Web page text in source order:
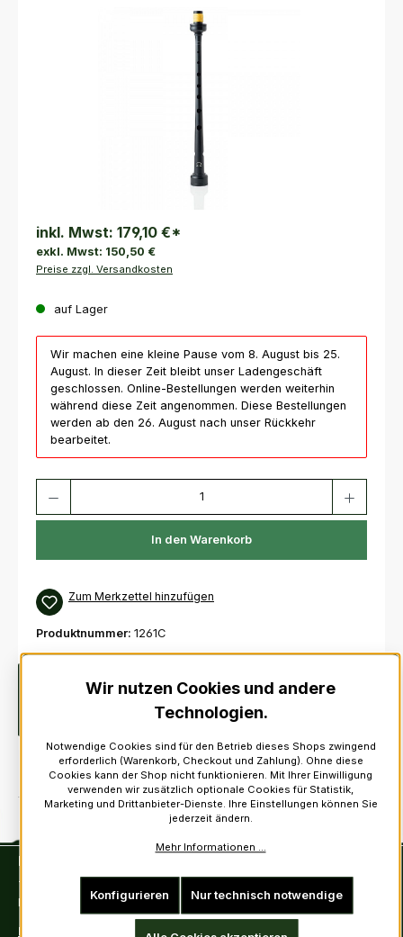
inkl. Mwst: 179,10 €*
exkl. Mwst: 150,50 €
Preise zzgl. Versandkosten
auf Lager
Wir machen eine kleine Pause vom 8. August bis 25.
August. In dieser Zeit bleibt unser Ladengeschäft
geschlossen. Online-Bestellungen werden weiterhin
während diese Zeit angenommen. Diese Bestellungen
werden ab den 26. August nach unser Rückkehr
bearbeitet.
In den Warenkorb
Zum Merkzettel hinzufügen
Produktnummer: 1261C
Beschreibung
R.G. Hardie Omega Plastic Pipe
Medalist and 10-time World Champion wit…
Tel: +49 (0)6222-388030
Fax: +49 (0)6222-388031
E-Mail: info@kiltsandmore.com
Wir nutzen Cookies und andere
Technologien.
Notwendige Cookies sind für den Betrieb dieses Shops zwingend
erforderlich (Warenkorb, Checkout und Zahlung). Ohne diese
Cookies kann der Shop nicht funktionieren. Mit Ihrer Einwilligung
verwenden wir zusätzlich optionale Cookies für Statistik,
Marketing und Drittanbieter-Dienste. Ihre Einstellungen können Sie
jederzeit ändern.
Mehr Informationen ...
Nur technisch notwendige
Konfigurieren